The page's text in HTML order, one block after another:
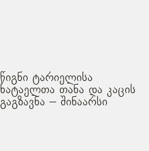
წიგნი ტარიელისა
ხატაელთა თანა და კაცის
გაგზავნა – შინაარსი